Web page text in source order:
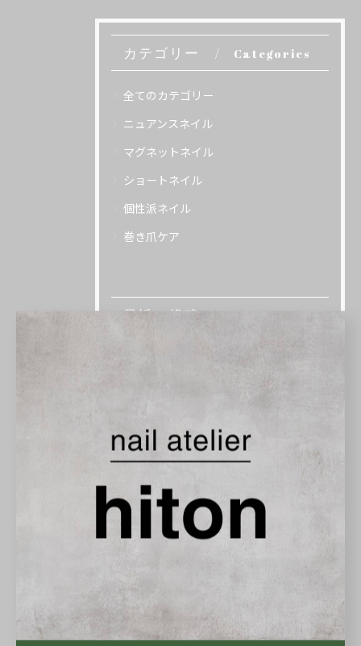
カテゴリー Categories
全てのカテゴリー
ニュアンスネイル
マグネットネイル
ショートネイル
個性派ネイル
巻き爪ケア
最近の投稿
まとめて秋ネイル📚🍂